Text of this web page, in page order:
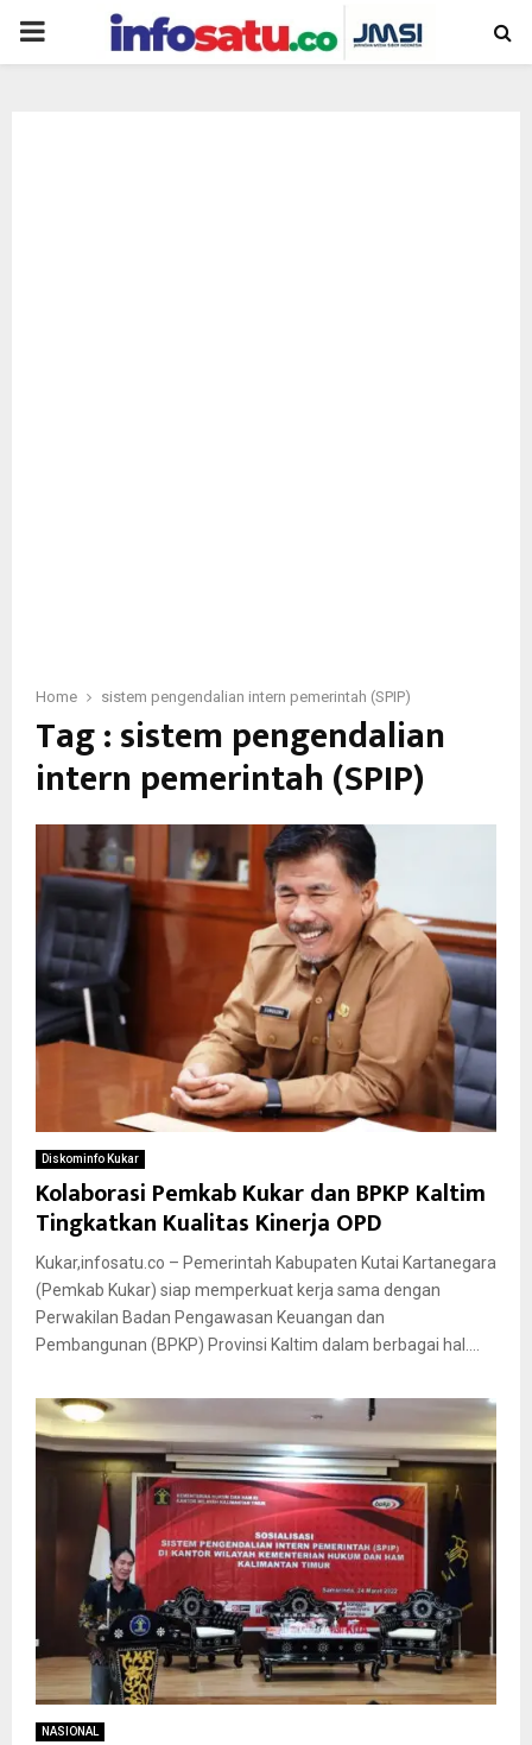
PRIMARY
Home sistem pengendalian intern pemerintah (SPIP)
Tag : sistem pengendalian
intern pemerintah (SPIP)
Diskominfo Kukar
Kolaborasi Pemkab Kukar dan BPKP Kaltim
Tingkatkan Kualitas Kinerja OPD
Kukar,infosatu.co – Pemerintah Kabupaten Kutai Kartanegara
(Pemkab Kukar) siap memperkuat kerja sama dengan
Perwakilan Badan Pengawasan Keuangan dan
Pembangunan (BPKP) Provinsi Kaltim dalam berbagai hal....
NASIONAL